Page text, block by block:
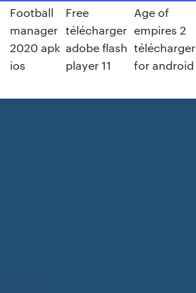
Football
manager
2020 apk
ios
Free
télécharger
adobe flash
player 11
Age of
empires 2
télécharger
for android